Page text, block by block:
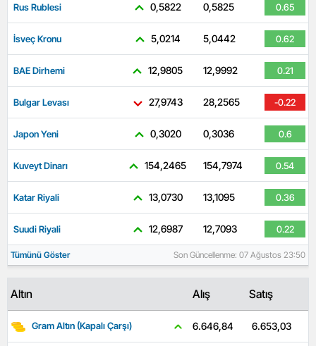
Rus Rublesi 0,5822 0,5825 0.65
İsveç Kronu 5,0214 5,0442 0.62
BAE Dirhemi 12,9805 12,9992 0.21
Bulgar Levası 27,9743 28,2565 -0.22
Japon Yeni 0,3020 0,3036 0.6
Kuveyt Dinarı 154,2465 154,7974 0.54
Katar Riyali 13,0730 13,1095 0.36
Suudi Riyali 12,6987 12,7093 0.22
Tümünü Göster Son Güncellenme: 07 Ağustos 23:50
Altın Alış Satış
Gram Altın (Kapalı Çarşı) 6.646,84 6.653,03